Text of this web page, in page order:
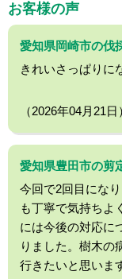
お客様の声
愛知県岡崎市の伐
きれいさっぱりに
（2026年04月21日
愛知県豊田市の剪
今回で2回目にな
も丁寧で気持ちよ
には今後の対応に
りました。樹木の
行きたいと思いま